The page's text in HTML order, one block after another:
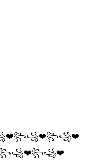
꧁❤️꧂꧁❤️꧂꧁❤️꧂꧁❤️꧂꧁❤️